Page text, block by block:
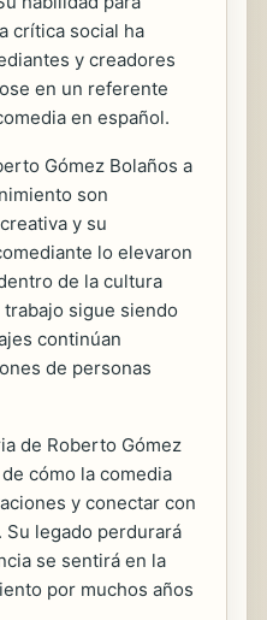
crítica social ha
y creadores
en un referente
en español.
Gómez Bolaños a
son
y su
lo elevaron
de la cultura
trabajo sigue siendo
continúan
de personas
de Roberto Gómez
cómo la comedia
y conectar con
Su legado perdurará
se sentirá en la
por muchos años